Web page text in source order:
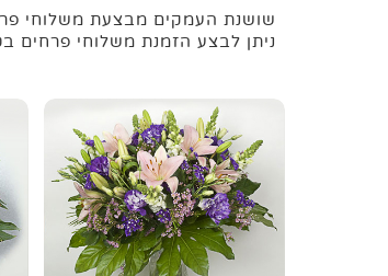
שושנת העמקים מבצעת משלוחי
ניתן לבצע הזמנת משלוחי פרחים